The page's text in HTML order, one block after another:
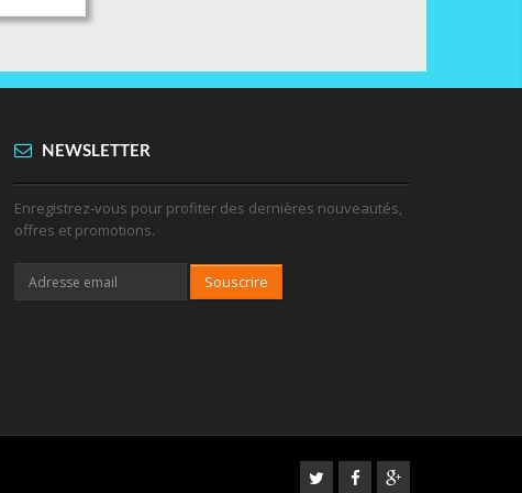
NEWSLETTER
Enregistrez-vous pour profiter des dernières nouveautés,
offres et promotions.
Souscrire